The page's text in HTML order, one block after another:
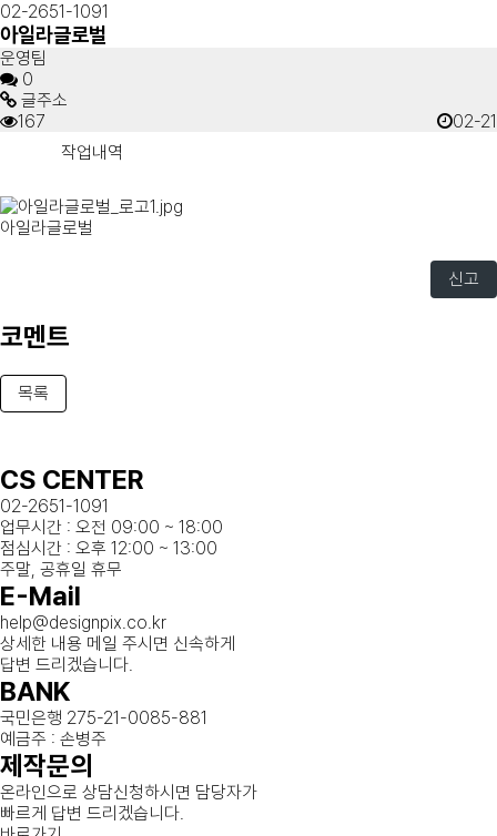
02-2651-1091
아일라글로벌
운영팀
0
글주소
02-21
167
작업내역
아일라글로벌
신고
코멘트
목록
CS CENTER
02-2651-1091
업무시간 : 오전 09:00 ~ 18:00
점심시간 : 오후 12:00 ~ 13:00
주말, 공휴일 휴무
E-Mail
help@designpix.co.kr
상세한 내용 메일 주시면 신속하게
답변 드리겠습니다.
BANK
국민은행 275-21-0085-881
예금주 : 손병주
제작문의
온라인으로 상담신청하시면 담당자가
빠르게 답변 드리겠습니다.